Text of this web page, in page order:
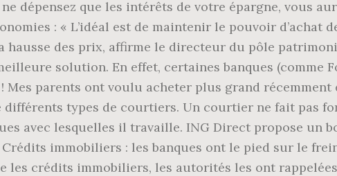
dépensez que les intérêts de votre épargne, vous
: « L’idéal est de maintenir le pouvoir d’achat
hausse des prix, affirme le directeur du pôle
solution. En effet, certaines banques (comme
Mes parents ont voulu acheter plus grand
types de courtiers. Un courtier ne fait pas
avec lesquelles il travaille. ING Direct propose un
immobiliers : les banques ont le pied sur le
les crédits immobiliers, les autorités les ont rappelées